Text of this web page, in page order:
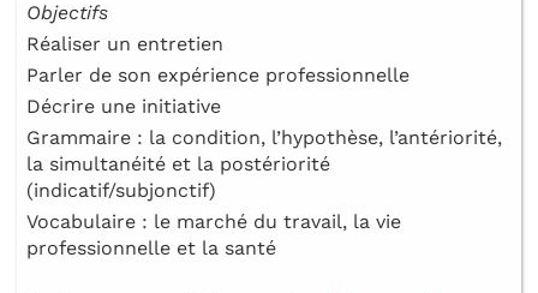
Objectifs
Réaliser un entretien
Parler de son expérience professionnelle
Décrire une initiative
Grammaire : la condition, l’hypothèse, l’antériorité,
la simultanéité et la postériorité
(indicatif/subjonctif)
Vocabulaire : le marché du travail, la vie
professionnelle et la santé